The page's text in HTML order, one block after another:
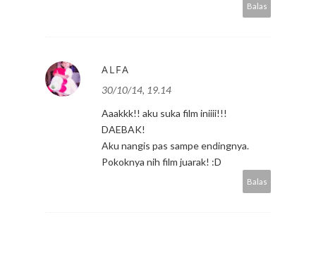
Balas
ALFA
30/10/14, 19.14
Aaakkk!! aku suka film iniiii!!!
DAEBAK!
Aku nangis pas sampe endingnya.
Pokoknya nih film juarak! :D
Balas